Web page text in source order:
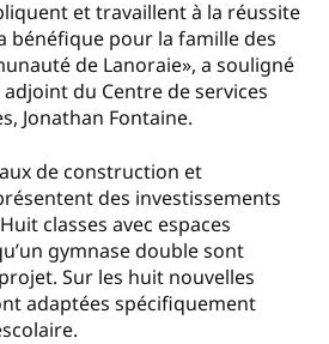
et travaillent à la réussite
bénéfique pour la famille des
de Lanoraie», a souligné
du Centre de services
Jonathan Fontaine.
de construction et
des investissements
classes avec espaces
gymnase double sont
Sur les huit nouvelles
adaptées spécifiquement